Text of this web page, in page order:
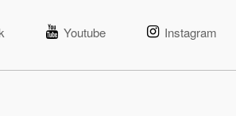
Youtube Instagram